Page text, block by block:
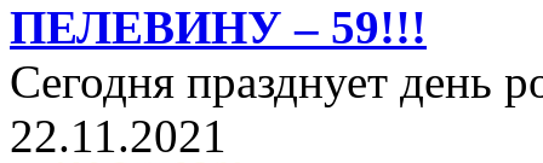
ПЕЛЕВИНУ – 59!!!
Сегодня празднует день
22.11.2021